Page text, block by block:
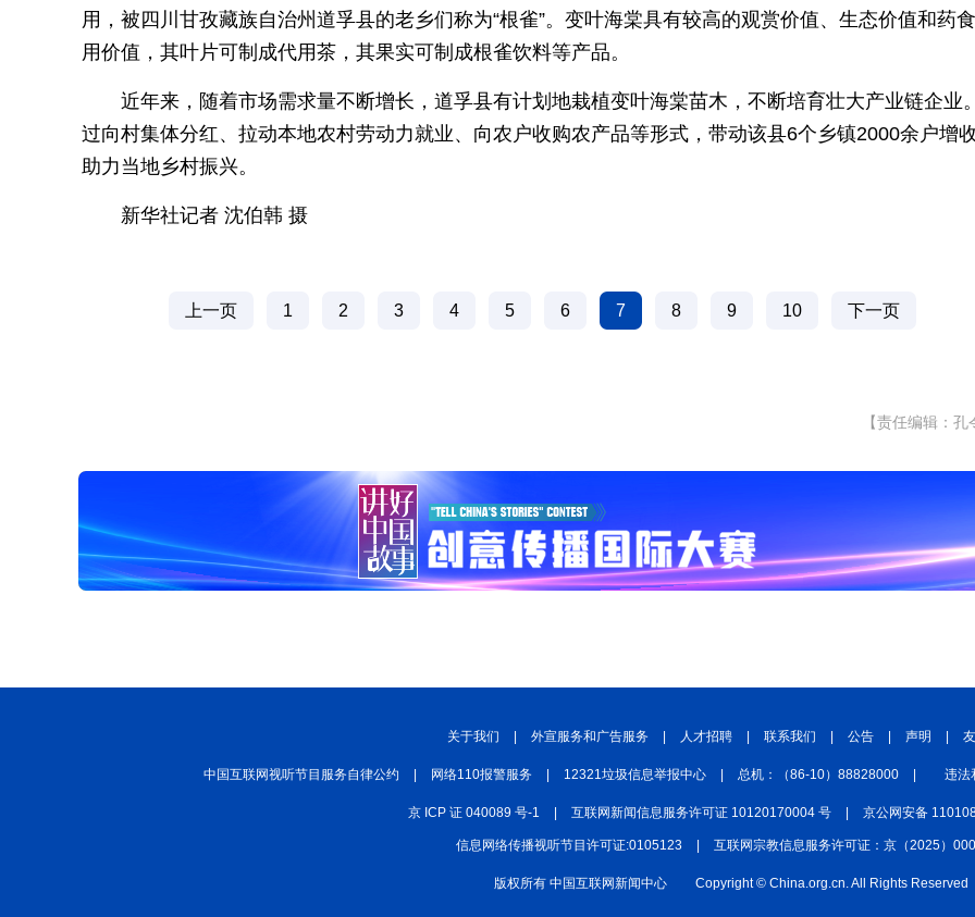
用，被四川甘孜藏族自治州道孚县的老乡们称为“根雀”。变叶海棠具有较高的观赏价值、生态价值和药
用价值，其叶片可制成代用茶，其果实可制成根雀饮料等产品。
近年来，随着市场需求量不断增长，道孚县有计划地栽植变叶海棠苗木，不断培育壮大产业链企业
过向村集体分红、拉动本地农村劳动力就业、向农户收购农产品等形式，带动该县6个乡镇2000余户增
助力当地乡村振兴。
新华社记者 沈伯韩 摄
上一页 1 2 3 4 5 6 7 8 9 10 下一页
【责任编辑：孔
关于我们 外宣服务和广告服务 人才招聘 联系我们 公告 声明
中国互联网视听节目服务自律公约 网络110报警服务 12321垃圾信息举报中心 总机：（86-10）88828000 违法
京 ICP 证 040089 号-1 互联网新闻信息服务许可证 10120170004 号 京公网安备
信息网络传播视听节目许可证:0105123 互联网宗教信息服务许可证：京（2025）
版权所有 中国互联网新闻中心 Copyright © China.org.cn. All Rights Reserved